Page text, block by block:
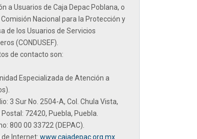
a Usuarios de Caja Depac Poblana, o
Nacional para la Protección y
de los Usuarios de Servicios
(CONDUSEF).
de contacto son:
Especializada de Atención a
3 Sur No. 2504-A, Col. Chula Vista,
72420, Puebla, Puebla.
800 00 33722 (DEPAC).
de Internet: www.cajadepac.org.mx